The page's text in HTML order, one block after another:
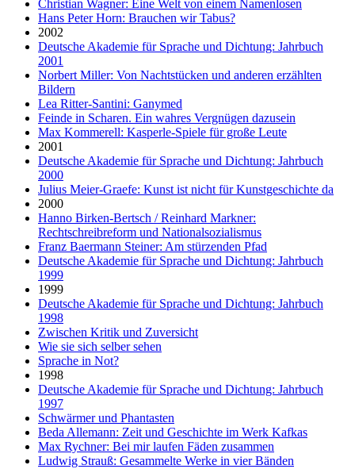
Christian Wagner: Eine Welt von einem Namenlosen
Hans Peter Horn: Brauchen wir Tabus?
2002
Deutsche Akademie für Sprache und Dichtung: Jahrbuch
2001
Norbert Miller: Von Nachtstücken und anderen erzählten
Bildern
Lea Ritter-Santini: Ganymed
Feinde in Scharen. Ein wahres Vergnügen dazusein
Max Kommerell: Kasperle-Spiele für große Leute
2001
Deutsche Akademie für Sprache und Dichtung: Jahrbuch
2000
Julius Meier-Graefe: Kunst ist nicht für Kunstgeschichte da
2000
Hanno Birken-Bertsch / Reinhard Markner:
Rechtschreibreform und Nationalsozialismus
Franz Baermann Steiner: Am stürzenden Pfad
Deutsche Akademie für Sprache und Dichtung: Jahrbuch
1999
1999
Deutsche Akademie für Sprache und Dichtung: Jahrbuch
1998
Zwischen Kritik und Zuversicht
Wie sie sich selber sehen
Sprache in Not?
1998
Deutsche Akademie für Sprache und Dichtung: Jahrbuch
1997
Schwärmer und Phantasten
Beda Allemann: Zeit und Geschichte im Werk Kafkas
Max Rychner: Bei mir laufen Fäden zusammen
Ludwig Strauß: Gesammelte Werke in vier Bänden